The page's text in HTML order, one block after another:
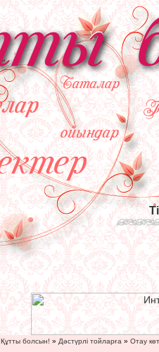
Құтты болсын! » Дәстүрлі тойларға » Отау